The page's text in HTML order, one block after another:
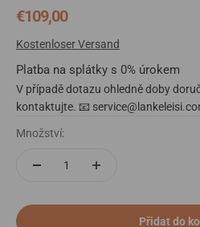
Prodejní cena
€109,00
Kostenloser Versand
Platba na splátky s 0% úrokem
V případě dotazu ohledně doby
kontaktujte. 📧
Množství:
Přidat do